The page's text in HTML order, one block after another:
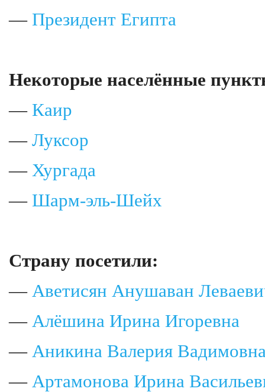
— Президент Египта
Некоторые населённые
— Каир
— Луксор
— Хургада
— Шарм-эль-Шейх
Страну посетили:
— Аветисян Анушаван
— Алёшина Ирина Игоревна
— Аникина Валерия
— Артамонова Ирина